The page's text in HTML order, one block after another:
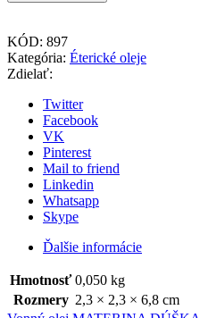
olej
ZÁHRADA
KÓD: 897
Kategória: Éterické oleje
Zdielať:
Twitter
Facebook
VK
Pinterest
Mail to friend
Linkedin
Whatsapp
Skype
Ďalšie informácie
Hmotnosť 0,050 kg
Rozmery 2,3 × 2,3 × 6,8 cm